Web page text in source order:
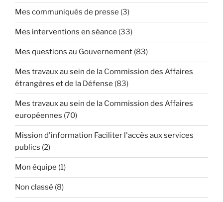
Mes communiqués de presse (3)
Mes interventions en séance (33)
Mes questions au Gouvernement (83)
Mes travaux au sein de la Commission des Affaires
étrangères et de la Défense (83)
Mes travaux au sein de la Commission des Affaires
européennes (70)
Mission d'information Faciliter l'accès aux services
publics (2)
Mon équipe (1)
Non classé (8)